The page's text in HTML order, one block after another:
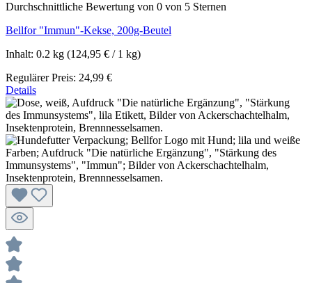
Durchschnittliche Bewertung von 0 von 5 Sternen
Bellfor "Immun"-Kekse, 200g-Beutel
Inhalt: 0.2 kg (124,95 € / 1 kg)
Regulärer Preis: 24,99 €
Details